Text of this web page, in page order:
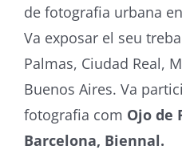
de fotografia urbana
Va exposar el seu
Palmas, Ciudad Real,
Buenos Aires. Va
fotografia com Ojo de
Barcelona, Biennal.